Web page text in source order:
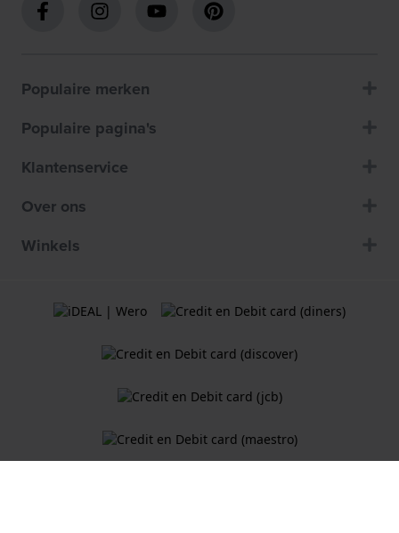
Populaire merken
Populaire pagina's
Klantenservice
Over ons
Winkels